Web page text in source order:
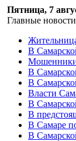
Пятница, 7
Главные новости
В
Мошенники
В
В
Власти
В
В
В Самаре
В